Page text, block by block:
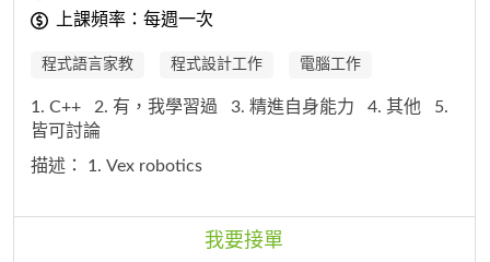
上課頻率：每週一次
程式語言家教 程式設計工作 電腦工作
1. C++ 2. 有，我學習過 3. 精進自身能力 4. 其他
5.
皆可討論
描述： 1. Vex robotics
我要接單